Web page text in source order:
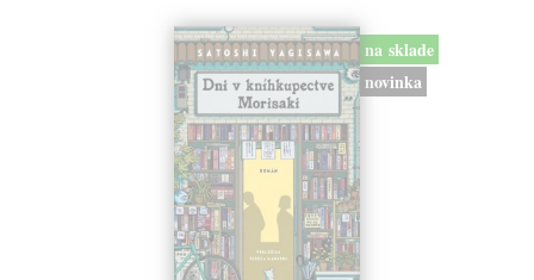
na sklade
novinka